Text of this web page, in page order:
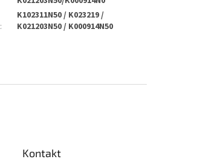
:
K102311N50 / K023219 /
K021203N50 / K000914N50
Kontakt